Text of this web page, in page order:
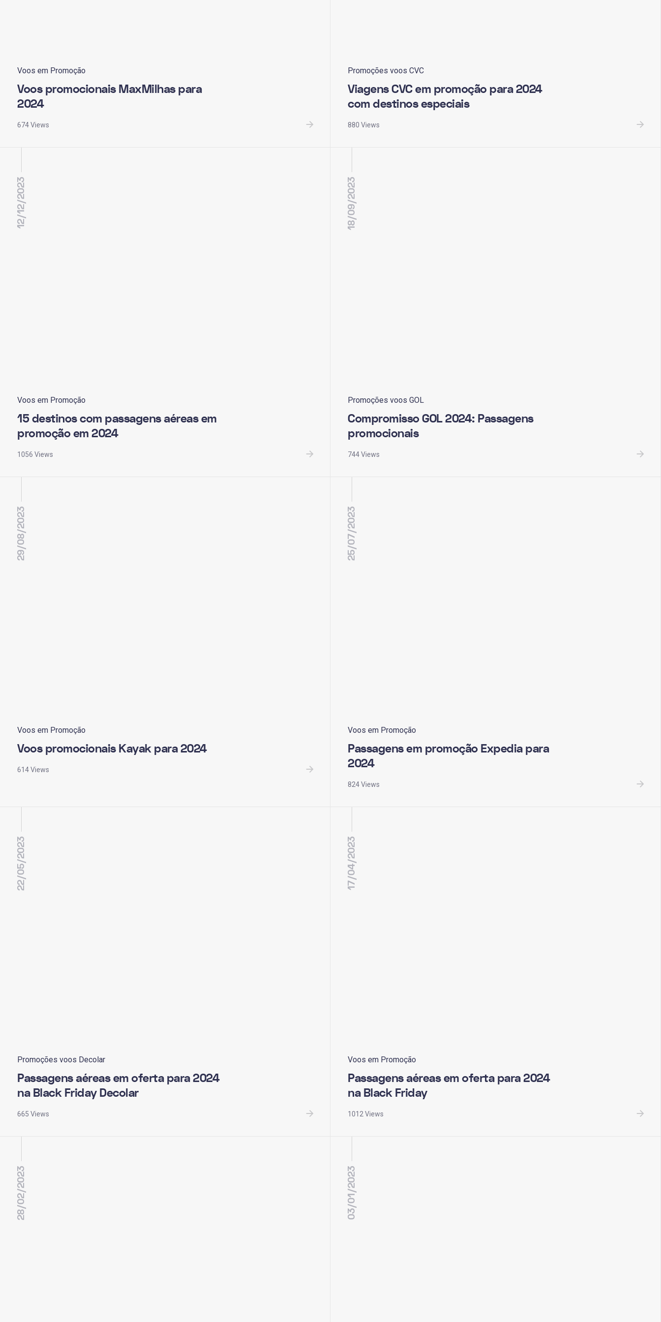
Voos em Promoção
Voos promocionais MaxMilhas para
2024
674 Views
Promoções voos CVC
Viagens CVC em promoção para 2024
com destinos especiais
880 Views
12/12/2023
Voos em Promoção
15 destinos com passagens aéreas em
promoção em 2024
1056 Views
18/09/2023
Promoções voos GOL
Compromisso GOL 2024: Passagens
promocionais
744 Views
29/08/2023
Voos em Promoção
Voos promocionais Kayak para 2024
614 Views
25/07/2023
Voos em Promoção
Passagens em promoção Expedia para
2024
824 Views
22/05/2023
Promoções voos Decolar
Passagens aéreas em oferta para 2024
na Black Friday Decolar
665 Views
17/04/2023
Voos em Promoção
Passagens aéreas em oferta para 2024
na Black Friday
1012 Views
28/02/2023 03/01/2023